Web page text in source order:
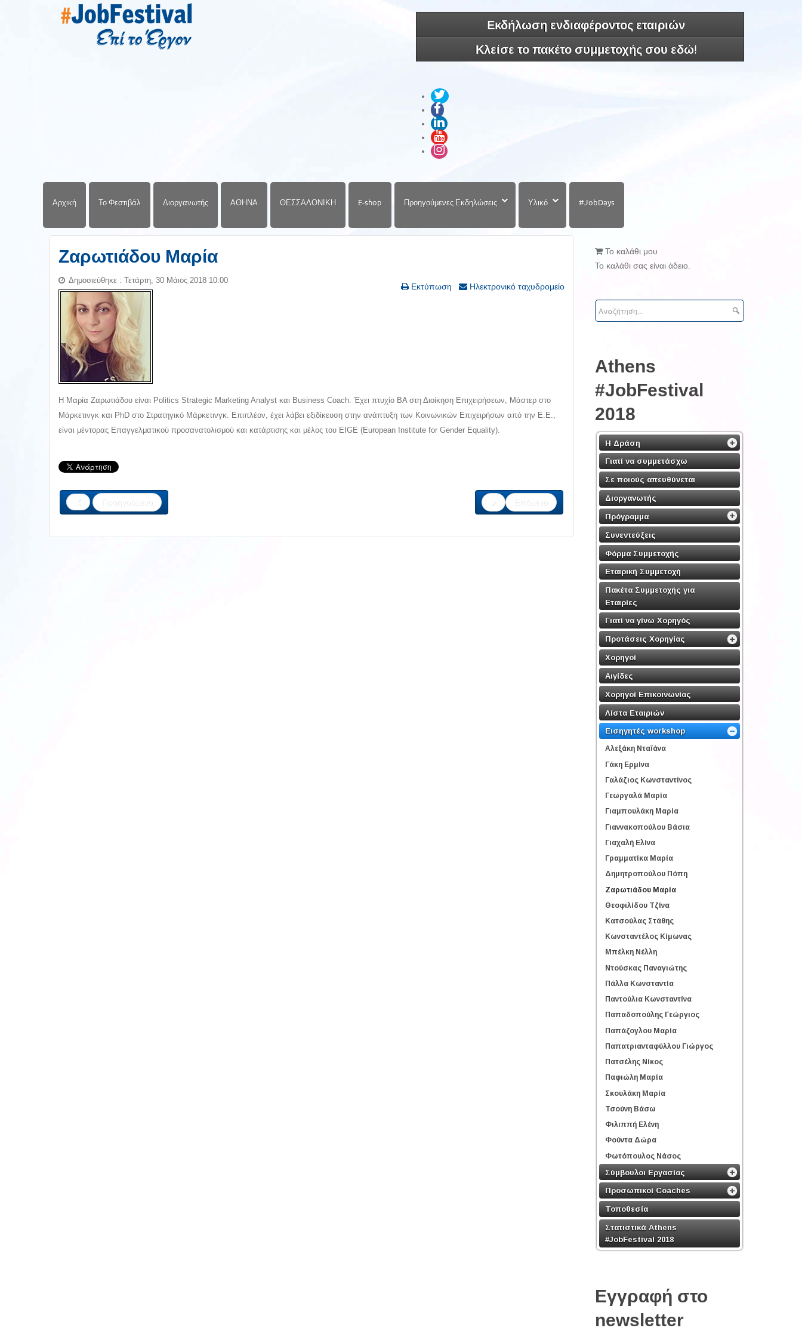
Εκδήλωση ενδιαφέροντος εταιριών
Κλείσε το πακέτο συμμετοχής σου εδώ!
Αρχική Το Φεστιβάλ Διοργανωτής ΑΘΗΝΑ ΘΕΣΣΑΛΟΝΙΚΗ E-shop Προηγούμενες Εκδηλώσεις Υλικό #JobDays
Ζαρωτιάδου Μαρία
Εκτύπωση Ηλεκτρονικό ταχυδρομείο
Δημοσιεύθηκε : Τετάρτη, 30 Μάιος 2018 10:00
Η Μαρία Ζαρωτιάδου είναι Politics Strategic Marketing Analyst και Business Coach. Έχει πτυχίο ΒΑ στη Διοίκηση Επιχειρήσεων, Μάστερ στο
Μάρκετινγκ και PhD στο Στρατηγικό Μάρκετινγκ. Επιπλέον, έχει λάβει εξιδίκευση στην ανάπτυξη των Κοινωνικών Επιχειρήσων από την Ε.Ε.,
είναι μέντορας Επαγγελματικού προσανατολισμού και κατάρτισης και μέλος του EIGE (European Institute for Gender Equality).
Προηγούμενο Επόμενο
Το καλάθι μου
Το καλάθι σας είναι άδειο.
Athens
#JobFestival
2018
Η Δράση
Γιατί να συμμετάσχω
Σε ποιούς απευθύνεται
Διοργανωτής
Πρόγραμμα
Συνεντεύξεις
Φόρμα Συμμετοχής
Εταιρική Συμμετοχή
Πακέτα Συμμετοχής για
Εταιρίες
Γιατί να γίνω Χορηγός
Προτάσεις Χορηγίας
Χορηγοί
Αιγίδες
Χορηγοί Επικοινωνίας
Λίστα Εταιριών
Εισηγητές workshop
Αλεξάκη Νταϊάνα
Γάκη Ερμίνα
Γαλάζιος Κωνσταντίνος
Γεωργαλά Μαρία
Γιαμπουλάκη Μαρία
Γιαννακοπούλου Βάσια
Γιαχαλή Ελίνα
Γραμματίκα Μαρία
Δημητροπούλου Πόπη
Ζαρωτιάδου Μαρία
Θεοφιλίδου Τζίνα
Κατσούλας Στάθης
Κωνσταντέλος Κίμωνας
Μπέλκη Νέλλη
Ντούσκας Παναγιώτης
Πάλλα Κωνσταντία
Παντούλια Κωνσταντίνα
Παπαδοπούλης Γεώργιος
Παπάζογλου Μαρία
Παπατριανταφύλλου Γιώργος
Πατσέλης Νίκος
Παφιώλη Μαρία
Σκουλάκη Μαρία
Τσούνη Βάσω
Φιλιππή Ελένη
Φούντα Δώρα
Φωτόπουλος Νάσος
Σύμβουλοι Εργασίας
Προσωπικοί Coaches
Τοποθεσία
Στατιστικά Athens
#JobFestival 2018
Εγγραφή στο
newsletter